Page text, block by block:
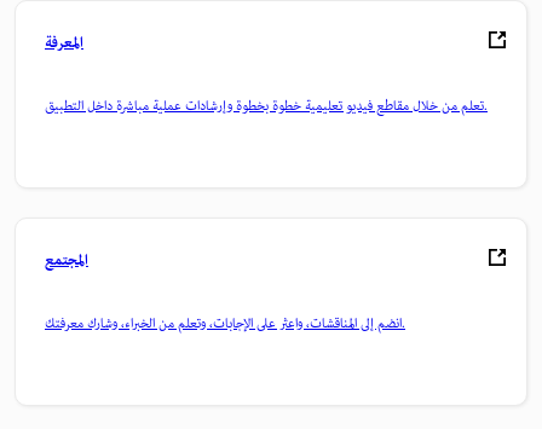
المعرفة
تعلم من خلال مقاطع فيديو تعليمية خطوة بخطوة وإرشادات عملية مباشرة داخل التطبيق.
المجتمع
انضم إلى المناقشات، واعثر على الإجابات، وتعلم من الخبراء، وشارك معرفتك.